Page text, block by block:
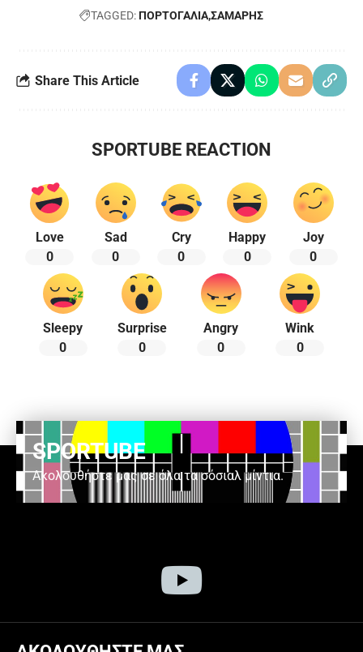
TAGGED:ΠΟΡΤΟΓΑΛΙΑΣΑΜΑΡΗΣ
Share This Article
SPORTUBE REACTION
Love
0
Sad
0
Cry
0
Happy
0
Joy
0
Sleepy
0
Surprise
0
Angry
0
Wink
0
SPORTUBE
Ακολουθήστε μας σε όλα τα σόσιαλ μίντια.